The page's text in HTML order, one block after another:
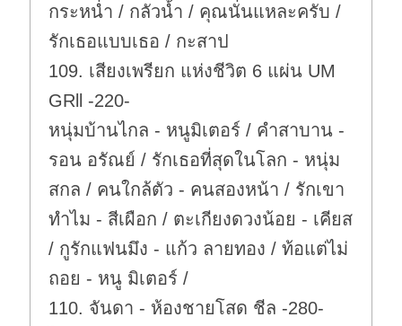
กระหน่ำ / กลัวน้ำ / คุณนั่นแหละครับ /
รักเธอแบบเธอ / กะสาป
109. เสียงเพรียก แห่งชีวิต 6 แผ่น UM
GRll -220-
หนุ่มบ้านไกล - หนูมิเตอร์ / คำสาบาน -
รอน อรัณย์ / รักเธอที่สุดในโลก - หนุ่ม
สกล / คนใกล้ตัว - คนสองหน้า / รักเขา
ทำไม - สีเผือก / ตะเกียงดวงน้อย - เคียส
/ กูรักแฟนมึง - แก้ว ลายทอง / ท้อแต่ไม่
ถอย - หนู มิเตอร์ /
110. จันดา - ห้องชายโสด ชีล -280-